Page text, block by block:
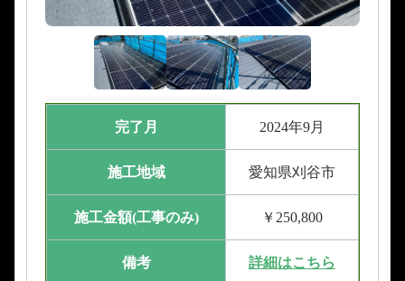
完了月 2024年9月
施工地域 愛知県刈谷市
施工金額(工事のみ) ￥250,800
備考 詳細はこちら